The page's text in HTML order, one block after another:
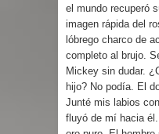
el mundo recuperó
imagen rápida del
lóbrego charco de
completo al brujo.
Mickey sin dudar.
hijo? No podía. El
Junté mis labios
fluyó de mí hacia